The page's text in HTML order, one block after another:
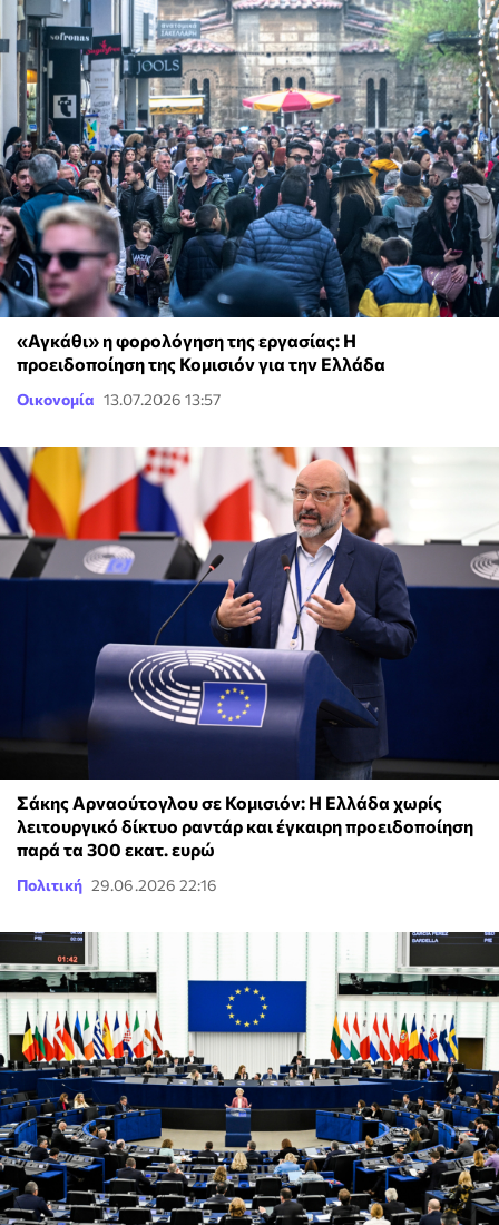
«Αγκάθι» η φορολόγηση της εργασίας: Η
προειδοποίηση της Κομισιόν για την Ελλάδα
Οικονομία 13.07.2026 13:57
Σάκης Αρναούτογλου σε Κομισιόν: Η Ελλάδα χωρίς
λειτουργικό δίκτυο ραντάρ και έγκαιρη προειδοποίηση
παρά τα 300 εκατ. ευρώ
Πολιτική 29.06.2026 22:16